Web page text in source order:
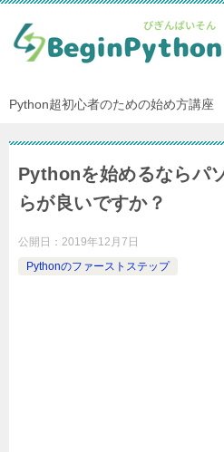
Python超初心者のための始め方講座
Pythonを始めるならパ
らが良いですか？
公開日： 2019年12月7日
Pythonのファーストステップ